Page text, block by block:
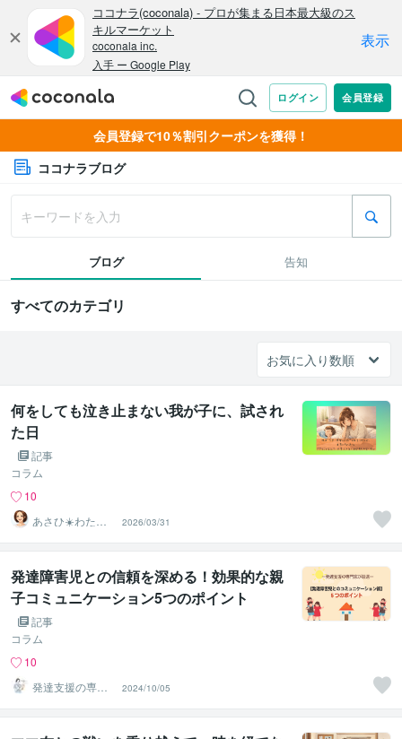
会員登録で10％割引クーポンを獲得！
ココナラブログ
ブログ 告知
すべてのカテゴリ
何をしても泣き止まない我が子に、試され
た日
記事
コラム
10
あさひ☀️わたし
なんて…を手放
す生き方へ
2026/03/31
発達障害児との信頼を深める！効果的な親
子コミュニケーション5つのポイント
記事
コラム
10
発達支援の専門
家 エリ
2024/10/05